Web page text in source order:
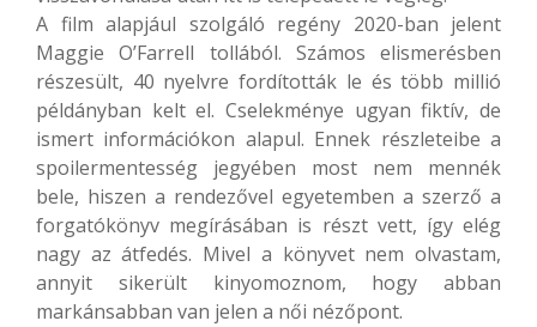
A film alapjául szolgáló regény 2020-ban jelent
Maggie O’Farrell tollából. Számos elismerésben
részesült, 40 nyelvre fordították le és több millió
példányban kelt el. Cselekménye ugyan fiktív, de
ismert információkon alapul. Ennek részleteibe a
spoilermentesség jegyében most nem mennék
bele, hiszen a rendezővel egyetemben a szerző a
forgatókönyv megírásában is részt vett, így elég
nagy az átfedés. Mivel a könyvet nem olvastam,
annyit sikerült kinyomoznom, hogy abban
markánsabban van jelen a női nézőpont.